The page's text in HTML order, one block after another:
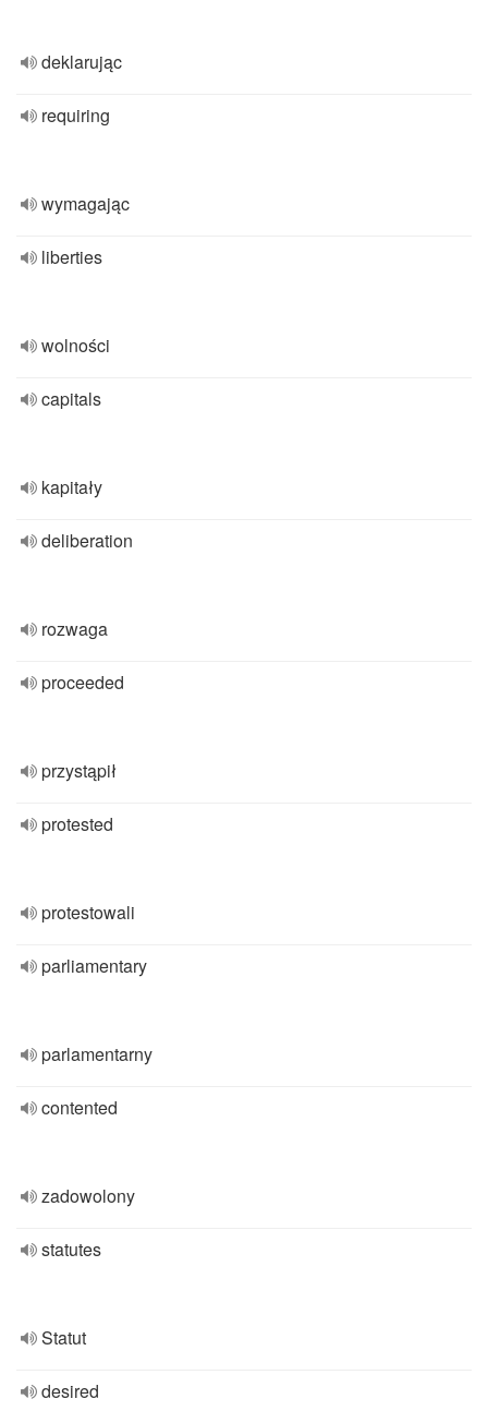
deklarując
requiring
wymagając
liberties
wolności
capitals
kapitały
deliberation
rozwaga
proceeded
przystąpił
protested
protestowali
parliamentary
parlamentarny
contented
zadowolony
statutes
Statut
desired